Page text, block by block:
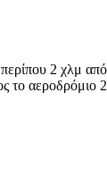
2 χλμ
το